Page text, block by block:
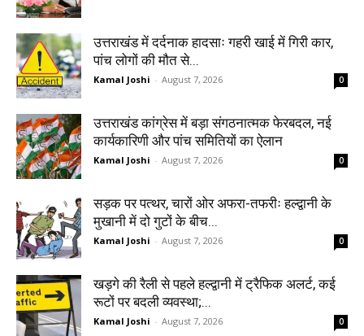
उत्तराखंड में दर्दनाक हादसाः गहरी खाई में गिरी कार,
पांच लोगों की मौत से...
Kamal Joshi - August 7, 2026 0
उत्तराखंड कांग्रेस में बड़ा संगठनात्मक फेरबदल, नई
कार्यकारिणी और पांच समितियों का ऐलान
Kamal Joshi - August 7, 2026 0
सड़क पर पत्थर, चारों ओर अफरा-तफरीः हल्द्वानी के
मुखानी में दो गुटों के बीच...
Kamal Joshi - August 7, 2026 0
खड़गे की रैली से पहले हल्द्वानी में ट्रैफिक अलर्ट, कई
रूटों पर बदली व्यवस्था;...
Kamal Joshi - August 7, 2026 0